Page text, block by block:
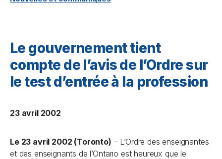
Le gouvernement tient
compte de l’avis de l’Ordre sur
le test d’entrée à la profession
23 avril 2002
Le 23 avril 2002 (Toronto) – L’Ordre des enseignantes
et des enseignants de l’Ontario est heureux que le